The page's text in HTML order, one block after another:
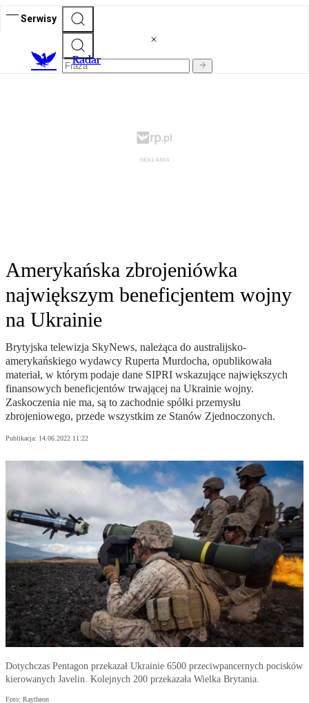
Serwisy
Radar
Amerykańska zbrojeniówka
największym beneficjentem wojny
na Ukrainie
Brytyjska telewizja SkyNews, należąca do australijsko-
amerykańskiego wydawcy Ruperta Murdocha, opublikowała
materiał, w którym podaje dane SIPRI wskazujące największych
finansowych beneficjentów trwającej na Ukrainie wojny.
Zaskoczenia nie ma, są to zachodnie spółki przemysłu
zbrojeniowego, przede wszystkim ze Stanów Zjednoczonych.
Publikacja: 14.06.2022 11:22
Dotychczas Pentagon przekazał Ukrainie 6500 przeciwpancernych pocisków
kierowanych Javelin. Kolejnych 200 przekazała Wielka Brytania.
Foto: Raytheon